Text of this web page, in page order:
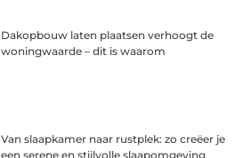
Dakopbouw laten plaatsen verhoogt de
woningwaarde – dit is waarom
Van slaapkamer naar rustplek: zo creëer je
een serene en stijlvolle slaapomgeving